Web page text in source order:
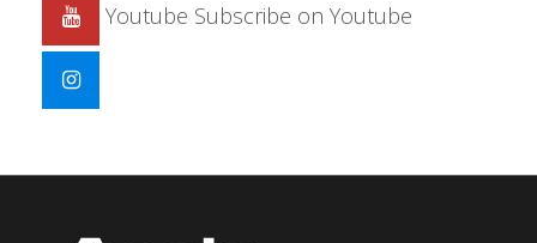
Youtube Subscribe on Youtube